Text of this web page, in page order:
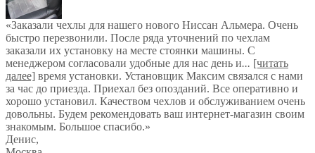
«Заказали чехлы для нашего нового Ниссан Альмера. Очень
быстро перезвонили. После ряда уточнений по чехлам
заказали их установку на месте стоянки машины. С
менеджером согласовали удобные для нас день и... [читать
далее] время установки. Установщик Максим связался с нами
за час до приезда. Приехал без опозданий. Все оперативно и
хорошо установил. Качеством чехлов и обслуживанием очень
довольны. Будем рекомендовать ваш интернет-магазин своим
знакомым. Большое спасибо.»
Денис,